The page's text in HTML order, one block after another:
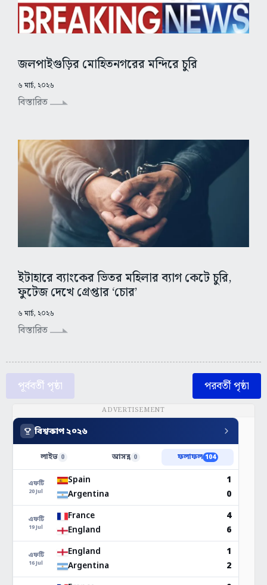
জলপাইগুড়ির মোহিতনগরের মন্দিরে চুরি
৬ মার্চ, ২০২৬
বিস্তারিত
ইটাহারে ব্যাংকের ভিতর মহিলার ব্যাগ কেটে চুরি,
ফুটেজ দেখে গ্রেপ্তার ‘চোর’
৬ মার্চ, ২০২৬
বিস্তারিত
পূর্ববর্তী পৃষ্ঠা পরবর্তী পৃষ্ঠা
ADVERTISEMENT